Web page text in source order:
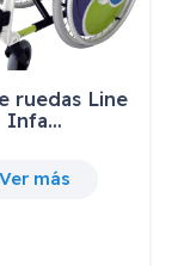
ruedas Line
Infa…
Ver más